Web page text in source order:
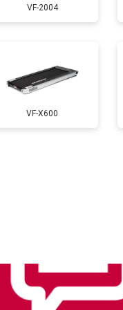
1000 ₽VF-2004
VF-X600